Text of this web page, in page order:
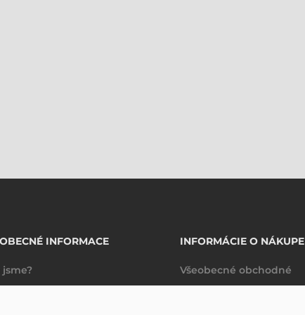
INFORMACE
jsme?
INFORMÁCIE O NÁKUPE
Všeobecné obchodné